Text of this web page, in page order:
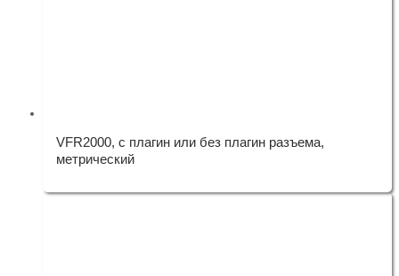
VFR2000, с плагин или без плагин разъема,
метрический